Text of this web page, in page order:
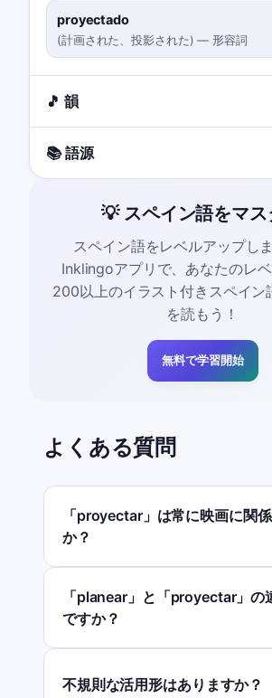
proyectado
(計画された、投影された) —形容詞
🎵 韻
📚 語源
💡 スペイン語をマス
スペイン語をレベルアップしま
Inklingoアプリで、あなたのレ
200以上のイラスト付きスペイン
を読もう！
無料で学習開始
よくある質問
「proyectar」は常に映画に関
か？
「planear」と「proyectar」の
ですか？
不規則な活用形はありますか？